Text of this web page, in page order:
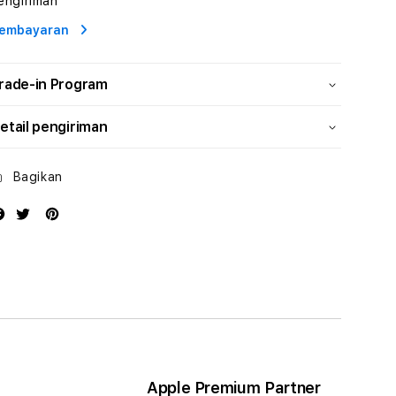
Energi
in Program
pengiriman
Bagikan
Apple Premium Partner